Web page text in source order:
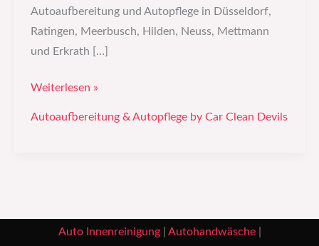
Autoaufbereitung und Autopflege in Düsseldorf,
Ratingen, Meerbusch, Hilden, Neuss, Mettmann
und Erkrath […]
Weiterlesen »
Autoaufbereitung & Autopflege by Car Clean Devils
Auto Innenreinigung| Autohandwäsche|